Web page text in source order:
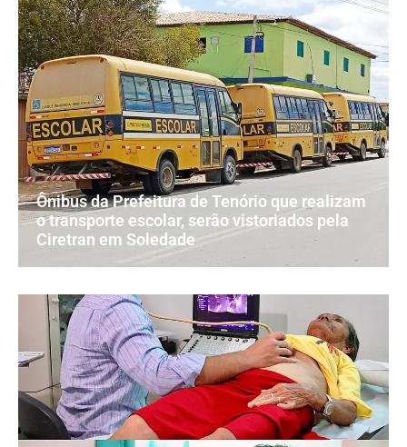
Ônibus da Prefeitura de Tenório que realizam
o transporte escolar, serão vistoriados pela
Ciretran em Soledade